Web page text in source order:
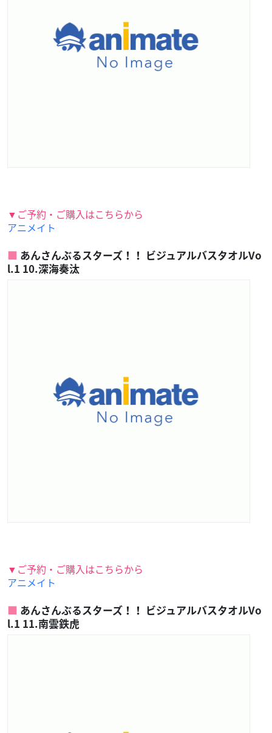
▼ご予約・ご購入はこちらから
アニメイト
あんさんぶるスターズ！！ ビジュアルバスタオルVo
l.1 10.深海奏汰
▼ご予約・ご購入はこちらから
アニメイト
あんさんぶるスターズ！！ ビジュアルバスタオルVo
l.1 11.南雲鉄虎